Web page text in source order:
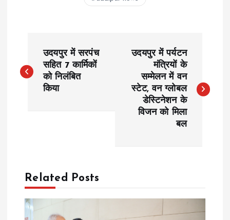
o
a
v
उदयपुर में सरपंच
सहित 7 कार्मिकों
को निलंबित
किया
उदयपुर में पर्यटन
मंत्रियों के
सम्मेलन में वन
स्टेट, वन ग्लोबल
डेस्टिनेशन के
विजन को मिला
बल
Related Posts